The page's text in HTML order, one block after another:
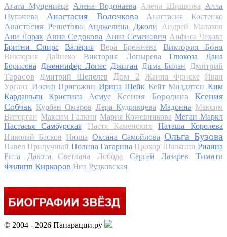
Агата Муцениеце Алена Водонаева Алена Шишкова Алла
Пугачева
Анастасия Волочкова Анастасия Костенко
Анастасия Решетова Анджелина Джоли
Андрей Малахов
Ани Лорак Анна Седокова Анна Семенович Анфиса Чехова
Бритни Спирс
Валерия Вера Брежнева Виктория Боня
Виктория Дайнеко Виктория Лопырева Глюкоза
Дана
Борисова Дженнифер Лопес Джиган Дима Билан Дмитрий
Тарасов
Дмитрий Шепелев Дом 2 Жанна Фриске
Иван
Ургант Иосиф Пригожин Ирина Шейк Кейт Миддлтон Ким
Кардашьян
Кристина Асмус Ксения Бородина
Ксения
Собчак Курбан Омаров Лера Кудрявцева Мадонна Максим
Виторган Максим Галкин Мария Кожевникова Меган Маркл
Настасья Самбурская
Настя Каменских
Наташа Королева
Николай Басков Нюша Оксана Самойлова Ольга Бузова
Павел Прилучный Полина Гагарина Прохор Шаляпин Рианна
Рита Дакота
Светлана Лобода Сергей Лазарев
Тимати
Филипп Киркоров Яна Рудковская
© 2004 - 2026 Папарацци.ру